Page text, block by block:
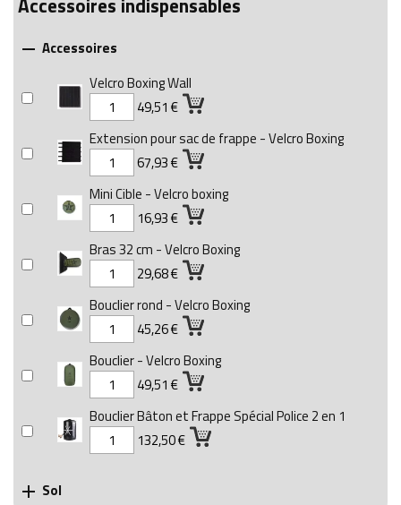
 Accessoires
Velcro Boxing Wall
49,51 €
Extension pour sac de frappe - Velcro Boxing
67,93 €
Mini Cible - Velcro boxing
16,93 €
Bras 32 cm - Velcro Boxing
29,68 €
Bouclier rond - Velcro Boxing
45,26 €
Bouclier - Velcro Boxing
49,51 €
Bouclier Bâton et Frappe Spécial Police 2 en 1
132,50 €
 Sol